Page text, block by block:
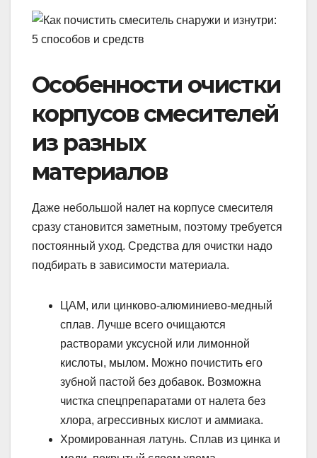
Особенности очистки
корпусов смесителей
из разных
материалов
Даже небольшой налет на корпусе смесителя
сразу становится заметным, поэтому требуется
постоянный уход. Средства для очистки надо
подбирать в зависимости материала.
ЦАМ, или цинково-алюминиево-медный
сплав. Лучше всего очищаются
растворами уксусной или лимонной
кислоты, мылом. Можно почистить его
зубной пастой без добавок. Возможна
чистка спецпрепаратами от налета без
хлора, агрессивных кислот и аммиака.
Хромированная латунь. Сплав из цинка и